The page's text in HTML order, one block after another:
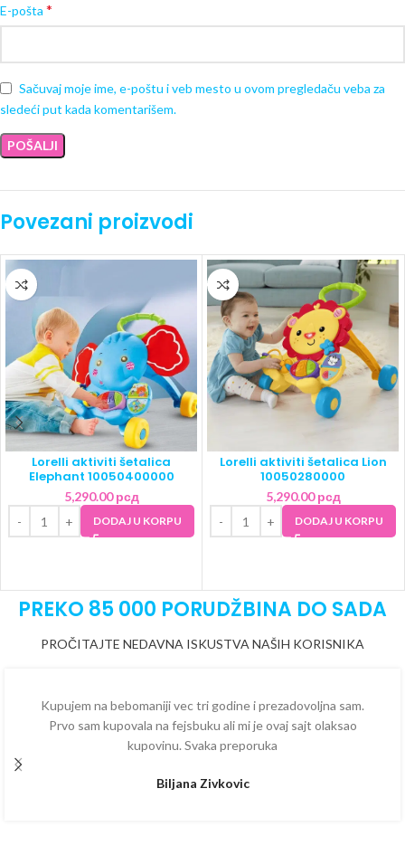
E-pošta *
Sačuvaj moje ime, e-poštu i veb mesto u ovom pregledaču veba za
sledeći put kada komentarišem.
Povezani proizvodi
Lorelli aktiviti šetalica
Elephant 10050400000
5,290.00рсд
DODAJ U KORPU
Lorelli aktiviti šetalica Lion
10050280000
5,290.00рсд
DODAJ U KORPU
PREKO 85 000 PORUDŽBINA DO SADA
PROČITAJTE NEDAVNA ISKUSTVA NAŠIH KORISNIKA
Kupujem na bebomaniji vec tri godine i prezadovoljna sam.
Prvo sam kupovala na fejsbuku ali mi je ovaj sajt olaksao
kupovinu. Svaka preporuka
Biljana Zivkovic